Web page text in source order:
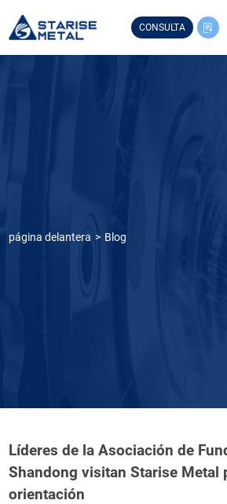
CONSULTA
Select Language▼
página delantera Blog
Líderes de la Asociación de
Shandong visitan Starise Metal
orientación